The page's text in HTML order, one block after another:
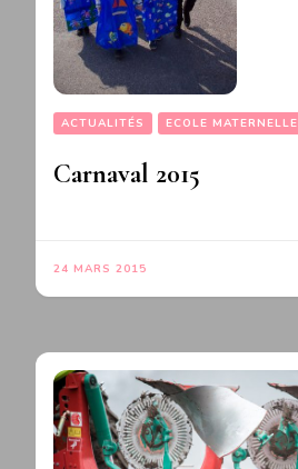
ACTUALITÉS ECOLE MATERNELLE
Carnaval 2015
24 MARS 2015